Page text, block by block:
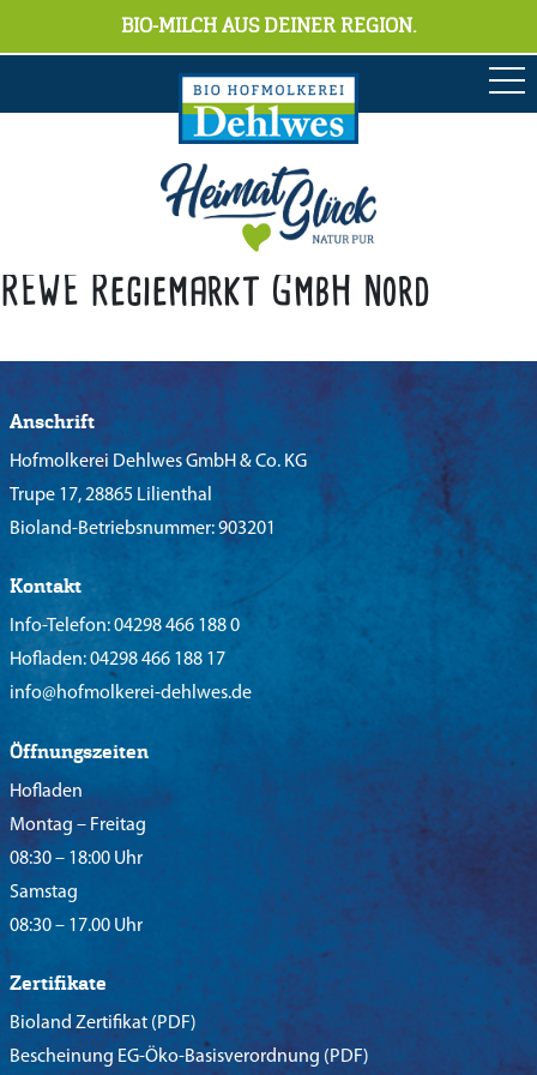
BIO-MILCH AUS DEINER REGION.
REWE Regiemarkt GmbH Nord
Anschrift
Hofmolkerei Dehlwes GmbH & Co. KG
Trupe 17, 28865 Lilienthal
Bioland-Betriebsnummer: 903201
Kontakt
Info-Telefon:04298 466 188 0
Hofladen:04298 466 188 17
info@hofmolkerei-dehlwes.de
Öffnungszeiten
Hofladen
Montag – Freitag
08:30 – 18:00 Uhr
Samstag
08:30 – 17.00 Uhr
Zertifikate
Bioland Zertifikat (PDF)
Bescheinung EG-Öko-Basisverordnung (PDF)